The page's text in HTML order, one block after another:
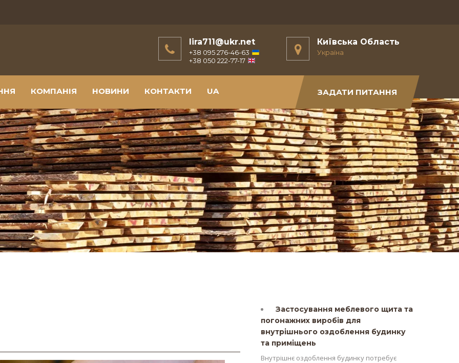
Київська Область
Україна
lira711@ukr.net
+38 095 276-46-63
+38 050 222-77-17
КОМПАНІЯ НОВИНИ КОНТАКТИ UA ЗАДАТИ ПИТАННЯ
Застосування меблевого щита та
погонажних виробів для
внутрішнього оздоблення будинку
та приміщень
Внутрішнє оздоблення будинку потребує